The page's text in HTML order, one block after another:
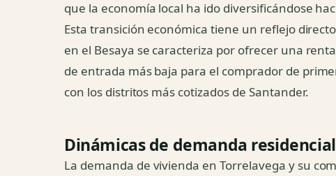
que la economía local ha ido diversificándose
Esta transición económica tiene un reflejo
en el Besaya se caracteriza por ofrecer una
de entrada más baja para el comprador de
con los distritos más cotizados de Santander.
Dinámicas de demanda
La demanda de vivienda en Torrelavega y su